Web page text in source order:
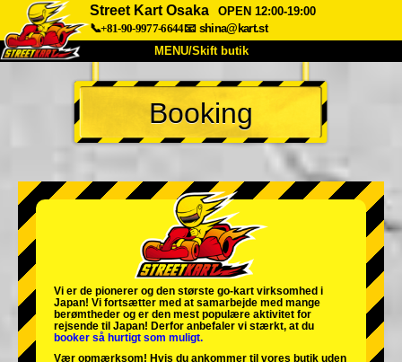
Street Kart Osaka
OPEN 12:00-19:00
📞+81-90-9977-6644📧 shina@kart.st
MENU/Skift butik
TOP
Om Specifikationer Pris
Virksomhed Booking
Skift butik
Tokyo Shinagawa Tokyo Akihabara#1
Tokyo Akihabara#2
Tokyo Shibuya Annex Tokyo Bay
Tokyo Asakusa Osaka
Booking
Vi er de pionerer og den største go-kart virksomhed i
Japan! Vi fortsætter med at samarbejde med mange
berømtheder og er den mest populære aktivitet for
rejsende til Japan! Derfor anbefaler vi stærkt, at du
booker så hurtigt som muligt.
Vær opmærksom! Hvis du ankommer til vores butik uden